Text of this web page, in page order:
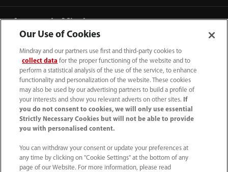
Acerca de Mindray
Información de contacto
Our Use of Cookies
Mindray and our partners use first and third-party cookies to
collect data for the proper functioning of the website and to
perform a statistical analysis of the use of the service, to enhance
functionality and personalization of the website. These cookies
may also be used by our advertising partners to build a profile of
your interests and show you relevant adverts on other sites.
If
you do not consent to cookies, we will only use essential
Strictly Necessary Cookies but will not be able to provide
you with personalised content.
You can withdraw your consent or update your preferences at
any time by clicking on "Cookie Settings" at the bottom of any
page of our Website. For more information, please read